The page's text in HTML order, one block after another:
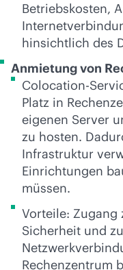
Betriebskosten,
hinsichtlich des
Anmietung von
Colocation-
Platz in
eigenen Server
zu hosten.
Infrastruktur
Einrichtungen
müssen.
Vorteile: Zugang
Sicherheit und
Rechenzentrum